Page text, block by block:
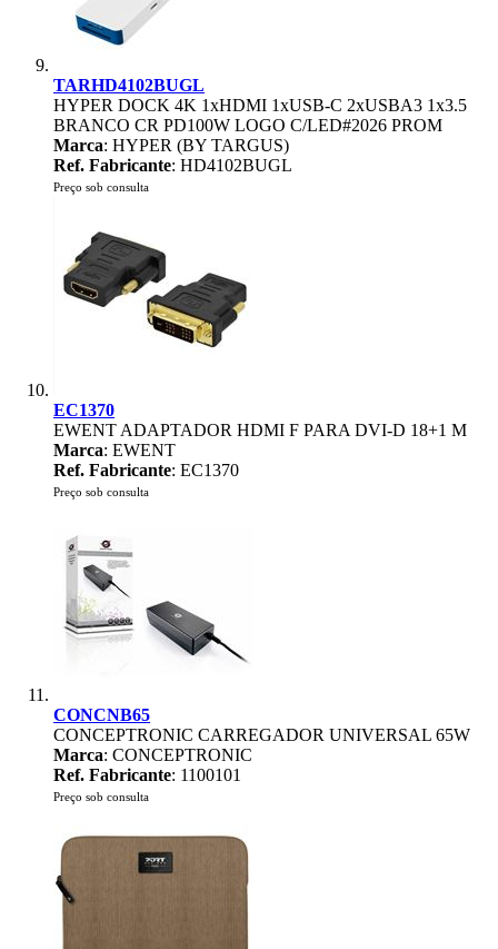
TARHD4102BUGL
HYPER DOCK 4K 1xHDMI 1xUSB-C 2xUSBA3 1x3.5
BRANCO CR PD100W LOGO C/LED#2026 PROM
Marca: HYPER (BY TARGUS)
Ref. Fabricante: HD4102BUGL
Preço sob consulta
EC1370
EWENT ADAPTADOR HDMI F PARA DVI-D 18+1 M
Marca: EWENT
Ref. Fabricante: EC1370
Preço sob consulta
CONCNB65
CONCEPTRONIC CARREGADOR UNIVERSAL 65W
Marca: CONCEPTRONIC
Ref. Fabricante: 1100101
Preço sob consulta